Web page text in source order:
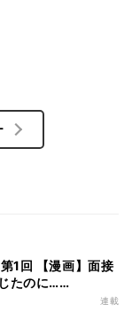
1回 【漫画】面接
たのに……
連載